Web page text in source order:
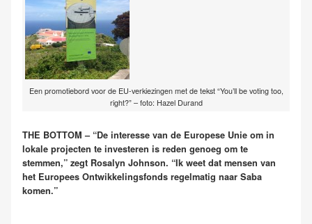
Een promotiebord voor de EU-verkiezingen met de tekst “You’ll be voting too,
right?” – foto: Hazel Durand
THE BOTTOM – “De interesse van de Europese Unie om in
lokale projecten te investeren is reden genoeg om te
stemmen,” zegt Rosalyn Johnson. “Ik weet dat mensen van
het Europees Ontwikkelingsfonds regelmatig naar Saba
komen.”